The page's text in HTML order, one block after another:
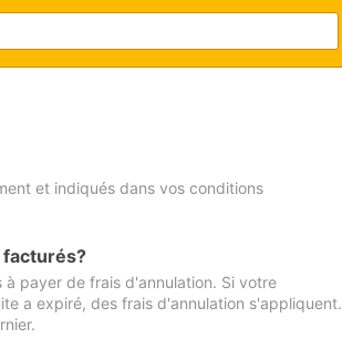
et indiqués dans vos conditions
payer de frais d'annulation. Si votre
a expiré, des frais d'annulation s'appliquent.